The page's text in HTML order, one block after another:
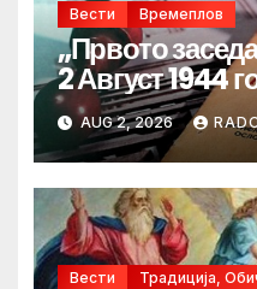
Вести Времеплов
„Првото
2 Август 1944
AUG 2, 2026
Вести Традиција,